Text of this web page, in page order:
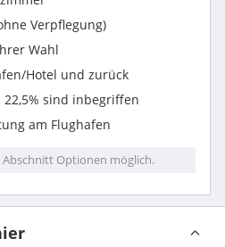
Verpflegung)
Wahl
Hotel und zurück
sind inbegriffen
am Flughafen
Optionen möglich.